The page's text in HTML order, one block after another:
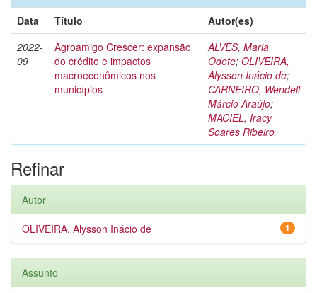
Data
Título
Autor(es)
2022-
09
Agroamigo Crescer: expansão
do crédito e impactos
macroeconômicos nos
municípios
ALVES, Maria
Odete; OLIVEIRA,
Alysson Inácio de;
CARNEIRO, Wendell
Márcio Araújo;
MACIEL, Iracy
Soares Ribeiro
Refinar
Autor
1
OLIVEIRA, Alysson Inácio de
Assunto